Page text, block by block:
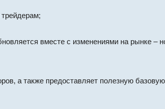
вместе с изменениями на рынке –
а также предоставляет полезную